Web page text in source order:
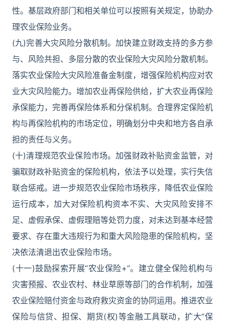
性。基层政府部门和相关单位可以按照有关规定，协助办
理农业保险业务。
(九)完善大灾风险分散机制。加快建立财政支持的多方参
与、风险共担、多层分散的农业保险大灾风险分散机制。
落实农业保险大灾风险准备金制度，增强保险机构应对农
业大灾风险能力。增加农业再保险供给，扩大农业再保险
承保能力，完善再保险体系和分保机制。合理界定保险机
构与再保险机构的市场定位，明确划分中央和地方各自承
担的责任与义务。
(十)清理规范农业保险市场。加强财政补贴资金监管，对
骗取财政补贴资金的保险机构，依法予以处理，实行失信
联合惩戒。进一步规范农业保险市场秩序，降低农业保险
运行成本，加大对保险机构资本不实、大灾风险安排不
足、虚假承保、虚假理赔等处罚力度，对未达到基本经营
要求、存在重大违规行为和重大风险隐患的保险机构，坚
决依法清退出农业保险市场。
(十一)鼓励探索开展“农业保险+”。建立健全保险机构与
灾害预报、农业农村、林业草原等部门的合作机制，加强
农业保险赔付资金与政府救灾资金的协同运用。推进农业
保险与信贷、担保、期货(权)等金融工具联动，扩大“保